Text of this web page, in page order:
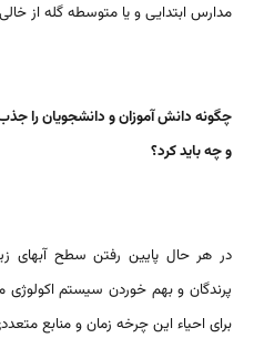
مدارس ابتدایی و یا متوسطه گله از
چگونه دانش آموزان و دانشجویان را
و چه باید کرد؟
در هر حال پایین رفتن سطح آبهای
پرندگان و بهم خوردن سیستم
برای احیاء این چرخه زمان و منابع